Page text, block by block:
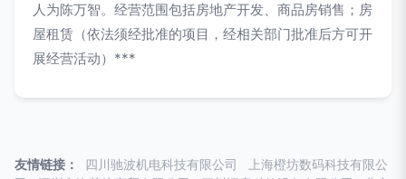
人为陈万智。经营范围包括房地产开发、商品房销售；房
屋租赁（依法须经批准的项目，经相关部门批准后方可开
展经营活动）***
友情链接： 四川驰波机电科技有限公司
上海橙坊数码科技有限公